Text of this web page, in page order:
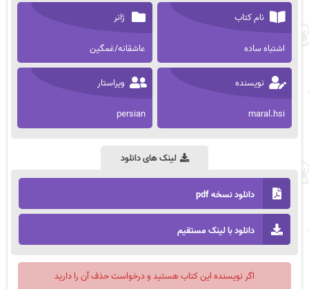
نام کتاب
اشتباه ساده
ژانر
عاشقانه/غمگین
نویسنده
maral.hsi
ویراستار
persian
لینک های دانلود
دانلود نسخه pdf
دانلود با لینک مستقیم
اگر نویسنده این کتاب هستید و درخواست حذف آن را دارید